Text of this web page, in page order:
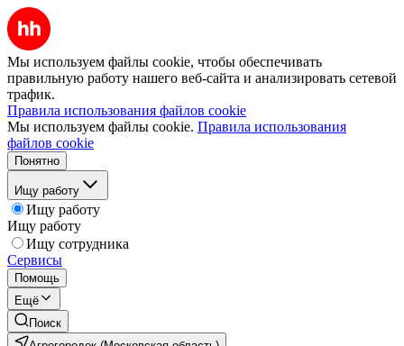
Мы используем файлы cookie, чтобы обеспечивать
правильную работу нашего веб-сайта и анализировать сетевой
трафик.
Правила использования файлов cookie
Мы используем файлы cookie. Правила использования
файлов cookie
Понятно
Ищу работу
Ищу работу
Ищу работу
Ищу сотрудника
Сервисы
Помощь
Ещё
Поиск